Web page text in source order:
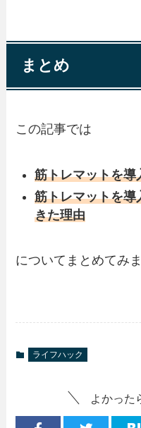
まとめ
この記事では
筋トレマットを導
筋トレマットを導
きた理由
についてまとめてみま
ライフハック
よかった